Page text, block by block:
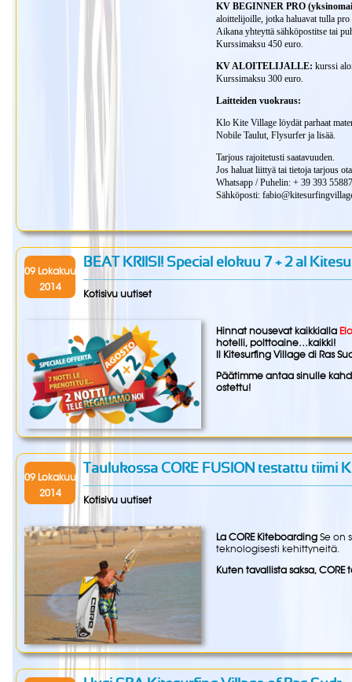
KV BEGINNER PRO
aloittelijoille, jotka haluavat tulla pro
Aikana yhteyttä sähköpostitse tai
Kurssimaksu 450 euro.
KV ALOITELIJALLE: kurssi
Kurssimaksu 300 euro.
Laitteiden vuokraus:
Klo Kite Village löydät parhaat
Nobile Taulut, Flysurfer ja lisää.
Tarjous rajoitetusti saatavuuden.
Jos haluat liittyä tai tietoja tarjous
Whatsapp / Puhelin: + 39 393
Sähköposti:
09 Lokakuu
2014
BEAT KRIISI! Special elokuu 7 + 2 al
Kotisivu uutiset
Hinnat nousevat kaikkialla
hotelli, polttoaine…kaikki!
Il Kitesurfing Village di Ras
Päätimme antaa sinulle
ostettu!
09 Lokakuu
2014
Taulukossa CORE FUSION testattu tiimi
Kotisivu uutiset
La CORE Kiteboarding Se on
teknologisesti kehittyneitä.
Kuten tavallista saksa,